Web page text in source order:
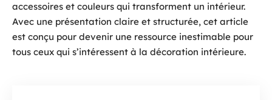
accessoires et couleurs qui transforment un intérieur.
Avec une présentation claire et structurée, cet article
est conçu pour devenir une ressource inestimable pour
tous ceux qui s’intéressent à la décoration intérieure.